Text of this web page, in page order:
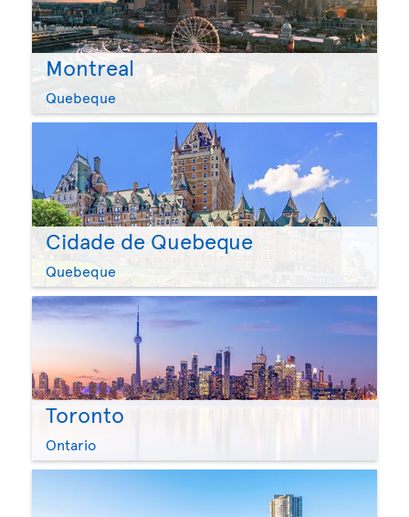
Montreal
Quebeque
Cidade de Quebeque
Quebeque
Toronto
Ontario